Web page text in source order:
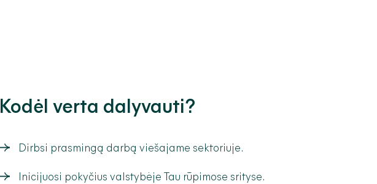
Kodėl verta dalyvauti?
Dirbsi prasmingą darbą viešajame sektoriuje.
Inicijuosi pokyčius valstybėje Tau rūpimose srityse.